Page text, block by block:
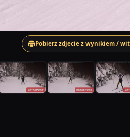
Pobierz zdjecie z wynikiem /